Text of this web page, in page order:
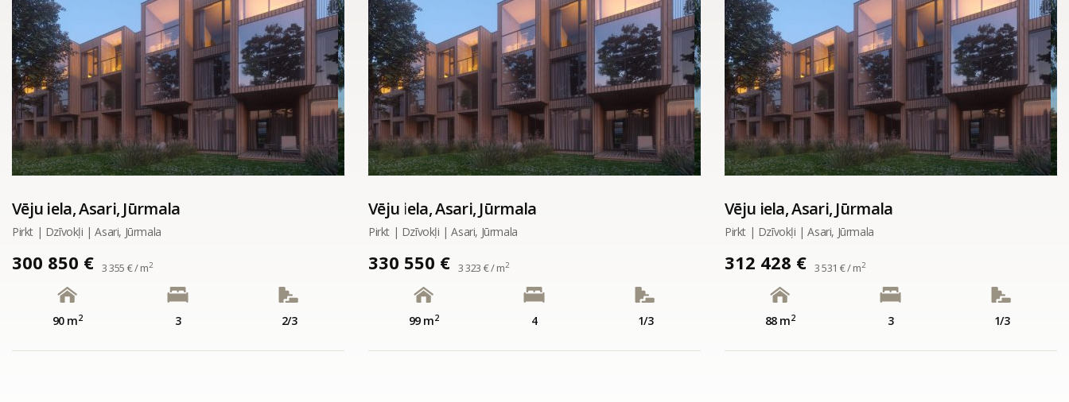
Vēju iela, Asari, Jūrmala
Pirkt | Dzīvokļi | Asari, Jūrmala
300 850 € 3 355 € / m2
90 m2 3 2/3
Vēju iela, Asari, Jūrmala
Pirkt | Dzīvokļi | Asari, Jūrmala
330 550 € 3 323 € / m2
99 m2 4 1/3
Vēju iela, Asari, Jūrmala
Pirkt | Dzīvokļi | Asari, Jūrmala
312 428 € 3 531 € / m2
88 m2 3 1/3